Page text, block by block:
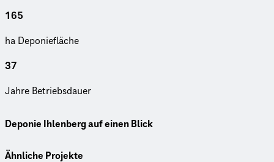
165
ha De­po­nie­flä­che
37
Jahre Be­triebs­dau­er
Deponie Ihlenberg auf einen Blick
Ähnliche Projekte